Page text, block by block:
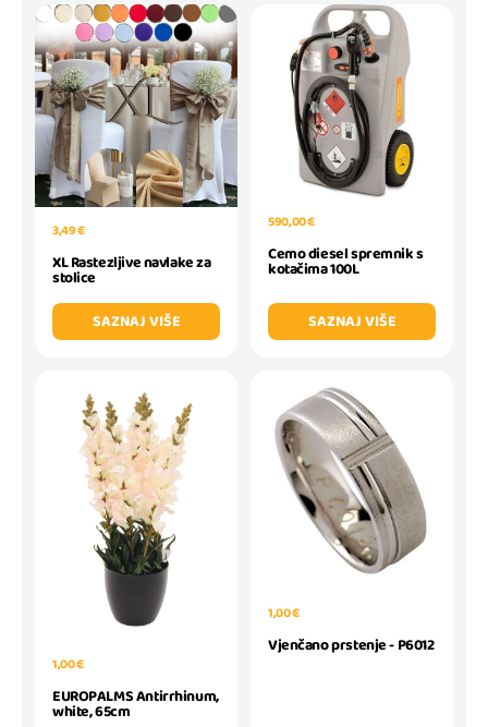
3,49 €
XL Rastezljive navlake za
stolice
SAZNAJ VIŠE
590,00 €
Cemo diesel spremnik s
kotačima 100L
SAZNAJ VIŠE
1,00 €
EUROPALMS Antirrhinum,
white, 65cm
1,00 €
Vjenčano prstenje - P6012